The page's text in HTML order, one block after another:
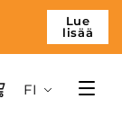
Lue
lisää
FI